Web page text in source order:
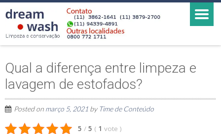
Qual a diferença entre limpeza e
lavagem de estofados?
Posted on março 5, 2021 by Time de Conteúdo
5 / 5 ( 1 vote )